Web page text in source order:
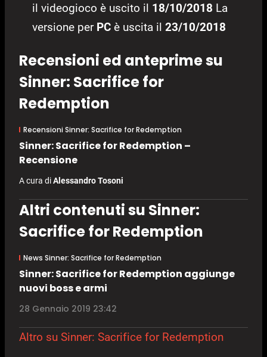
il videogioco è uscito il 18/10/2018 La
versione per PC è uscita il 23/10/2018
Recensioni ed anteprime su
Sinner: Sacrifice for
Redemption
Recensioni Sinner: Sacrifice for Redemption
Sinner: Sacrifice for Redemption –
Recensione
A cura diAlessandro Tosoni
Altri contenuti su Sinner:
Sacrifice for Redemption
News Sinner: Sacrifice for Redemption
Sinner: Sacrifice for Redemption aggiunge
nuovi boss e armi
28 Gennaio 2019 23:42
Altro su Sinner: Sacrifice for Redemption